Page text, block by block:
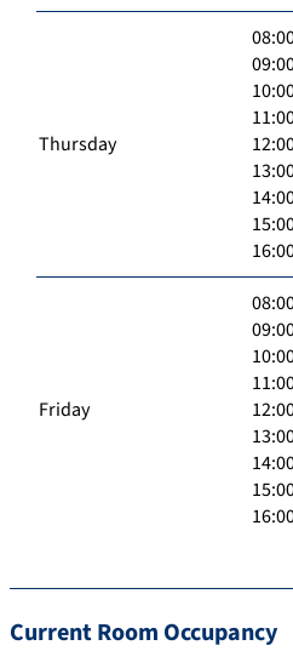
Thursday
Friday
Current Room Occupancy